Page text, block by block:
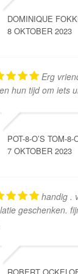
DOMINIQUE
8 OKTOBER 2023
Erg
hun tijd om iets
POT-8-O’S TOM-8-
7 OKTOBER 2023
handig .
geschenken.